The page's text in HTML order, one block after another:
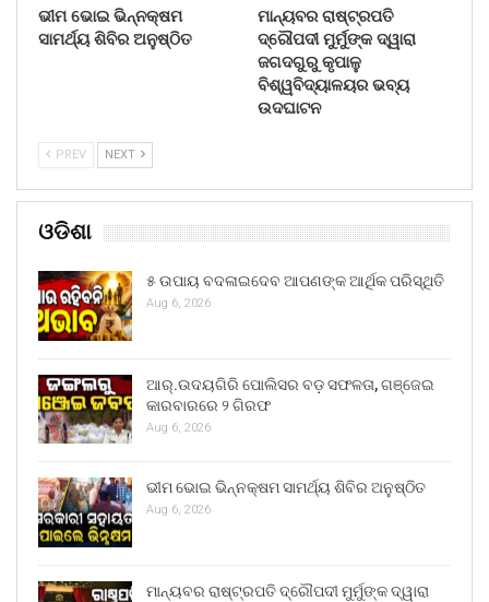
ଭୀମ ଭୋଇ ଭିନ୍ନକ୍ଷମ
ସାମର୍ଥ୍ୟ ଶିବିର ଅନୁଷ୍ଠିତ
ମାନ୍ୟବର ରାଷ୍ଟ୍ରପତି
ଦ୍ରୌପଦୀ ମୁର୍ମୁଙ୍କ ଦ୍ୱାରା
ଜଗଦଗୁରୁ କୃପାଳୁ
ବିଶ୍ୱବିଦ୍ୟାଳୟର ଭବ୍ୟ
ଉଦଘାଟନ
PREV NEXT
ଓଡିଶା
୫ ଉପାୟ ବଦଳାଇଦେବ ଆପଣଙ୍କ ଆର୍ଥିକ ପରିସ୍ଥିତି
Aug 6, 2026
ଆର୍.ଉଦୟଗିରି ପୋଲିସର ବଡ଼ ସଫଳତା, ଗଞ୍ଜେଇ
କାରବାରରେ ୨ ଗିରଫ
Aug 6, 2026
ଭୀମ ଭୋଇ ଭିନ୍ନକ୍ଷମ ସାମର୍ଥ୍ୟ ଶିବିର ଅନୁଷ୍ଠିତ
Aug 6, 2026
ମାନ୍ୟବର ରାଷ୍ଟ୍ରପତି ଦ୍ରୌପଦୀ ମୁର୍ମୁଙ୍କ ଦ୍ୱାରା